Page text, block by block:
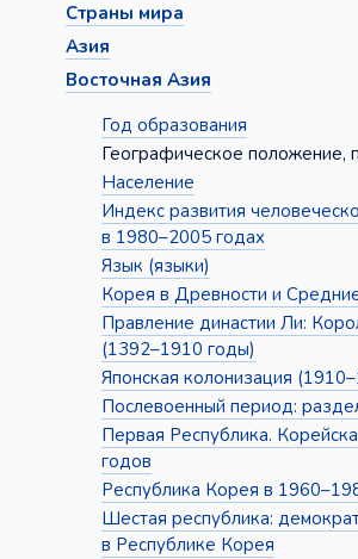
Страны мира
Азия
Восточная Азия
Год образования
Географическое положение,
Население
Индекс развития
в 1980–2005 годах
Язык (языки)
Корея в Древности и
Правление династии Ли:
(1392–1910 годы)
Японская колонизация
Послевоенный период:
Первая Республика.
годов
Республика Корея в
Шестая республика:
в Республике Корея